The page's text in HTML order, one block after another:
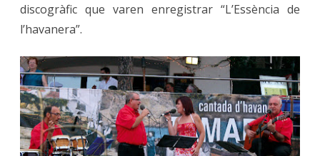
discogràfic que varen enregistrar “L’Essència de
l’havanera”.